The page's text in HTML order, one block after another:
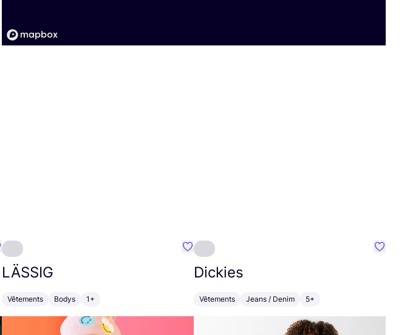
{nom}
LÄSSIG
Vêtements Bodys 1+
Préféré {nom}
Dickies
Vêtements Jeans / Denim 5+